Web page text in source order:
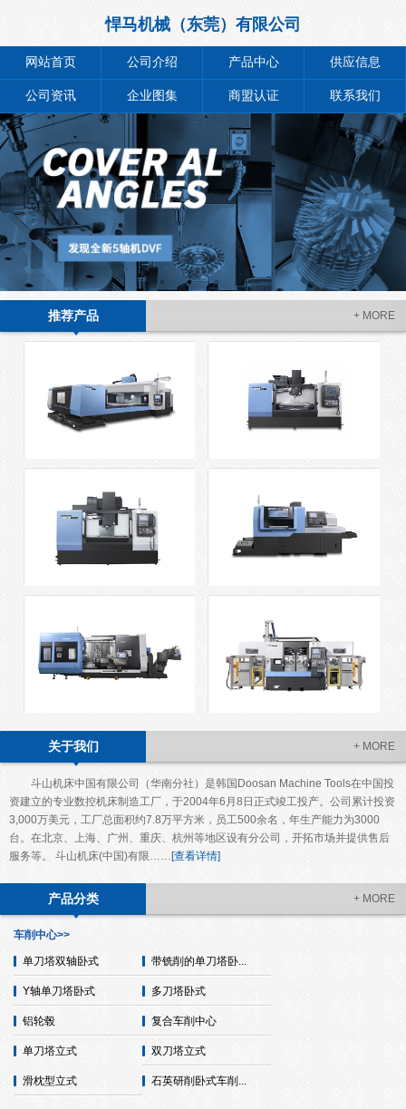
悍马机械（东莞）有限公司
网站首页 公司介绍 产品中心 供应信息
公司资讯 企业图集 商盟认证 联系我们
+ MORE
推荐产品
PUMA SMX series
PUMA TW series
+ MORE
关于我们
斗山机床中国有限公司（华南分社）是韩国Doosan Machine Tools在中国投
资建立的专业数控机床制造工厂，于2004年6月8日正式竣工投产。公司累计投资
3,000万美元，工厂总面积约7.8万平方米，员工500余名，年生产能力为3000
台。在北京、上海、广州、重庆、杭州等地区设有分公司，开拓市场并提供售后
服务等。 斗山机床(中国)有限…… [查看详情]
+ MORE
产品分类
车削中心>>
单刀塔双轴卧式 带铣削的单刀塔卧...
Y轴单刀塔卧式 多刀塔卧式
铝轮毂 复合车削中心
单刀塔立式 双刀塔立式
滑枕型立式 石英研削卧式车削...